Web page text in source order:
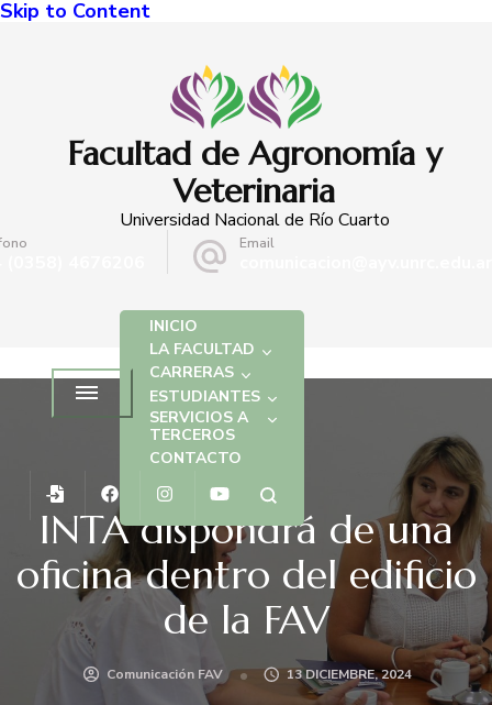
Skip to Content
Facultad de Agronomía y
Veterinaria
Universidad Nacional de Río Cuarto
Email
INICIO
LA FACULTAD
CARRERAS
ESTUDIANTES
SERVICIOS A
TERCEROS
CONTACTO
NOTICIAS
INTA dispondrá de una
oficina dentro del edificio
de la FAV
Comunicación FAV 13 DICIEMBRE, 2024